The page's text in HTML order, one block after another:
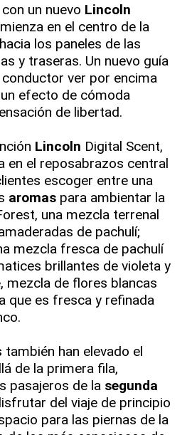
un nuevo Lincoln
en el centro de la
los paneles de las
y traseras. Un nuevo guía
ver por encima
efecto de cómoda
de libertad.
Lincoln Digital Scent,
en el reposabrazos central
escoger entre una
aromas para ambientar la
una mezcla terrenal
de pachulí;
mezcla fresca de pachulí
brillantes de violeta y
mezcla de flores blancas
que es fresca y refinada
han elevado el
de la primera fila,
pasajeros de la segunda
del viaje de principio
para las piernas de la